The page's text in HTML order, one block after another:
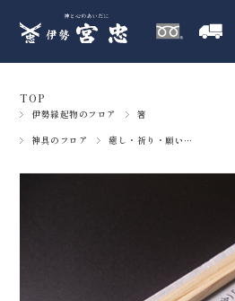
TOP
伊勢縁起物のフロア 箸
神具のフロア 癒し・祈り・願い…